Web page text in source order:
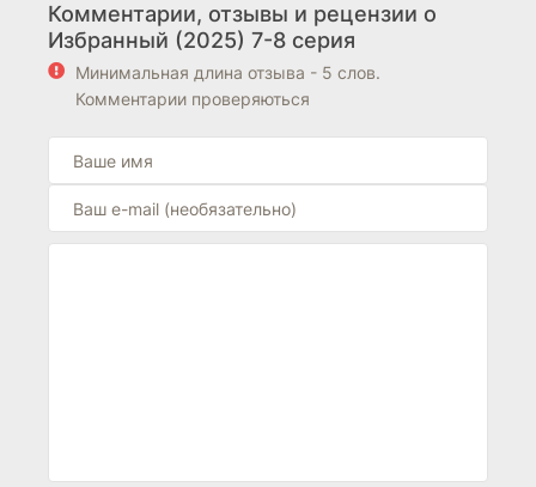
Комментарии, отзывы и рецензии о
Избранный (2025) 7-8 серия
Минимальная длина отзыва - 5 слов.
Комментарии проверяються